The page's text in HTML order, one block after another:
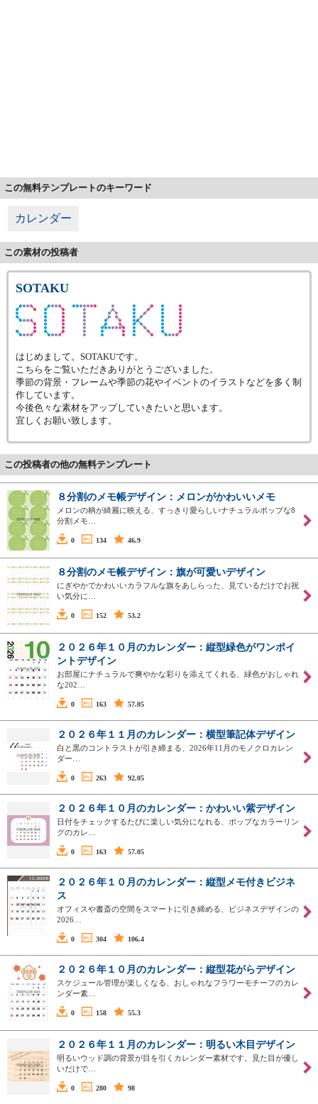
この無料テンプレートのキーワード
カレンダー
この素材の投稿者
SOTAKU
はじめまして。SOTAKUです。
こちらをご覧いただきありがとうございました。
季節の背景・フレームや季節の花やイベントのイラストなどを多く制
作しています。
今後色々な素材をアップしていきたいと思います。
宜しくお願い致します。
この投稿者の他の無料テンプレート
８分割のメモ帳デザイン：メロンがかわいいメモ
メロンの柄が綺麗に映える、すっきり愛らしいナチュラルポップな8
分割メモ…
0 134 46.9
８分割のメモ帳デザイン：旗が可愛いデザイン
にぎやかでかわいいカラフルな旗をあしらった、見ているだけでお祝
い気分に…
0 152 53.2
２０２６年１０月のカレンダー：縦型緑色がワンポイ
ントデザイン
お部屋にナチュラルで爽やかな彩りを添えてくれる、緑色がおしゃれ
な202…
0 163 57.05
２０２６年１１月のカレンダー：横型筆記体デザイン
白と黒のコントラストが引き締まる、2026年11月のモノクロカレン
ダー…
0 263 92.05
２０２６年１０月のカレンダー：かわいい紫デザイン
日付をチェックするたびに楽しい気分になれる、ポップなカラーリン
グのカレ…
0 163 57.05
２０２６年１０月のカレンダー：縦型メモ付きビジネ
ス
オフィスや書斎の空間をスマートに引き締める、ビジネスデザインの
2026…
0 304 106.4
２０２６年１０月のカレンダー：縦型花がらデザイン
スケジュール管理が楽しくなる、おしゃれなフラワーモチーフのカレ
ンダー素…
0 158 55.3
２０２６年１１月のカレンダー：明るい木目デザイン
明るいウッド調の背景が目を引くカレンダー素材です。見た目が優し
いだけで…
0 280 98